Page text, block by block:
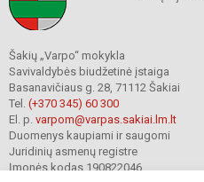
Šakių „Varpo“ mokykla
Savivaldybės biudžetinė įstaiga
Basanavičiaus g. 28, 71112 Šakiai
Tel. (+370 345) 60 300
El. p. varpom@varpas.sakiai.lm.lt
Duomenys kaupiami ir saugomi
Juridinių asmenų registre
Įmonės kodas 190822046